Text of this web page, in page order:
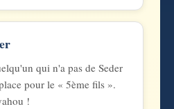
qui n'a pas de Seder
pour le « 5ème fils ».
!